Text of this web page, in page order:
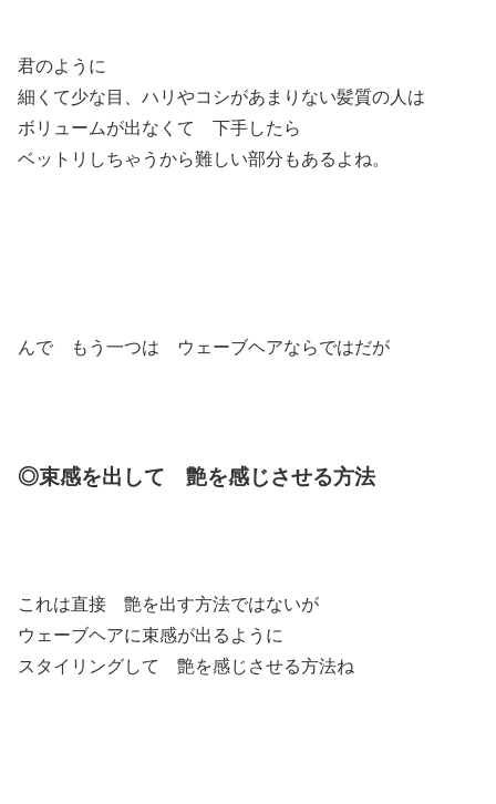
君のように
細くて少な目、ハリやコシがあまりない髪質の人は
ボリュームが出なくて 下手したら
ベットリしちゃうから難しい部分もあるよね。
んで もう一つは ウェーブヘアならではだが
◎束感を出して 艶を感じさせる方法
これは直接 艶を出す方法ではないが
ウェーブヘアに束感が出るように
スタイリングして 艶を感じさせる方法ね